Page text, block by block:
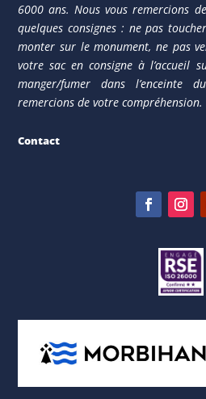
6000 ans. Nous vous remercions
quelques consignes : ne pas
monter sur le monument, ne pas
votre sac en consigne à l’accueil
manger/fumer dans l’enceinte
remercions de votre compréhension.
Contact